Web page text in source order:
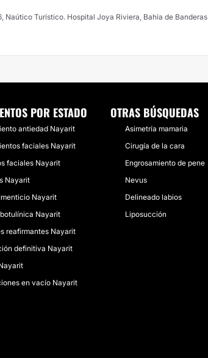
Naútico Turístico. Hospital Joya Riviera, Bahía de Banderas
POR ESTADO
antiedad Nayarit
faciales Nayarit
faciales Nayarit
Nayarit
Nayarit
Nayarit
reafirmantes Nayarit
definitiva Nayarit
en vacío Nayarit
OTRAS BÚSQUEDAS
Asimetría mamaria
Cirugía de la cara
Engrosamiento de pene
Nevus
Delineado labios
Liposucción